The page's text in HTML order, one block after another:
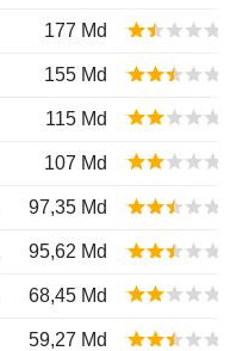
177 Md
155 Md
115 Md
107 Md
97,35 Md
95,62 Md
68,45 Md
59,27 Md